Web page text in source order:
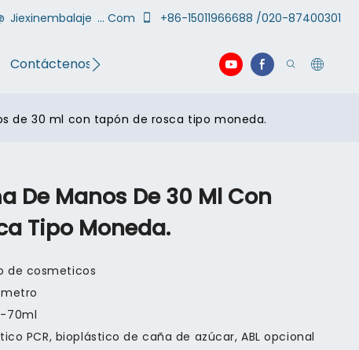
Jiexinembalaje ... Com +86-15011966688 /020-87400301
Contáctenos
de 30 ml con tapón de rosca tipo moneda.
De Manos De 30 Ml Con
Tipo Moneda.
de cosmeticos
70ml
PCR, bioplástico de caña de azúcar, ABL opcional